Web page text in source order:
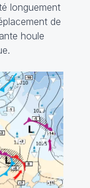
longuement
de
houle